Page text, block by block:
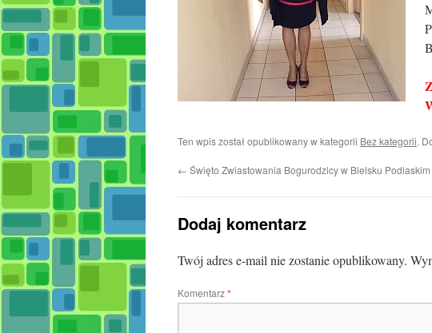
Ten wpis został opublikowany w kategorii Bez kategorii.
← Święto Zwiastowania Bogurodzicy w Bielsku Podlaskim
Dodaj komentarz
Twój adres e-mail nie zostanie opublikowany.
Komentarz*